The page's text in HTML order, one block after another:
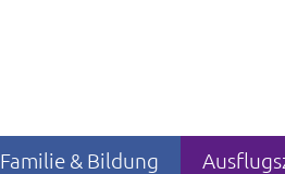
Familie & Bildung